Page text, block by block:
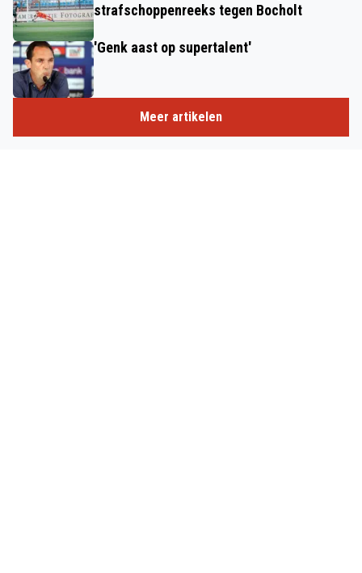
strafschoppenreeks tegen Bocholt
'Genk aast op supertalent'
Meer artikelen